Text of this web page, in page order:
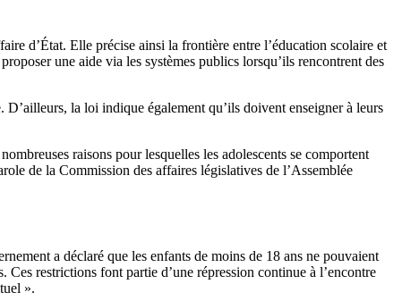
d’État. Elle précise ainsi la frontière entre l’éducation scolaire et
une aide via les systèmes publics lorsqu’ils rencontrent des
la loi indique également qu’ils doivent enseigner à leurs
raisons pour lesquelles les adolescents se comportent
de la Commission des affaires législatives de l’Assemblée
a déclaré que les enfants de moins de 18 ans ne pouvaient
restrictions font partie d’une répression continue à l’encontre
».